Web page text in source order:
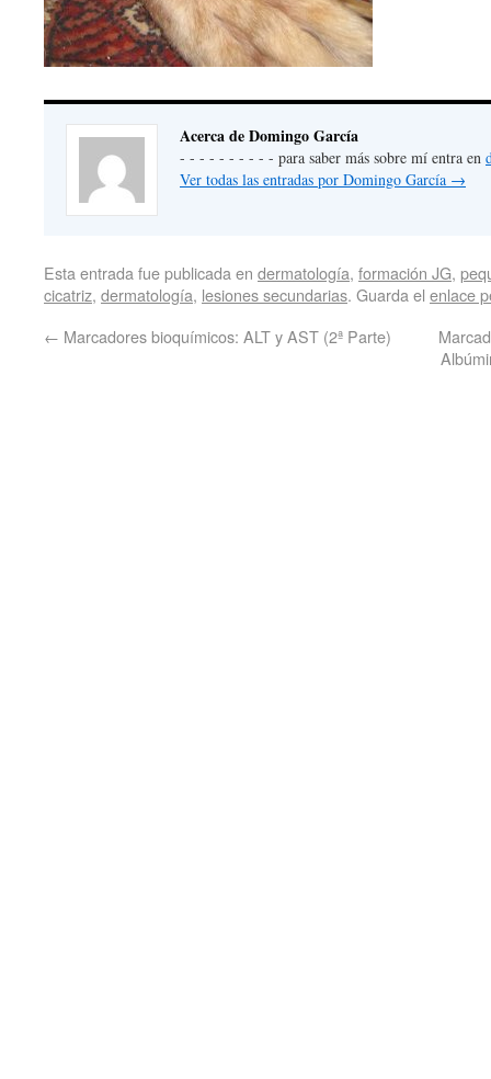
Acerca de Domingo García
- - - - - - - - - - para saber más sobre mí entra en
Ver todas las entradas por Domingo García →
Esta entrada fue publicada en dermatología, formación JG,
cicatriz, dermatología, lesiones secundarias. Guarda el enlace
← Marcadores bioquímicos: ALT y AST (2ª Parte)